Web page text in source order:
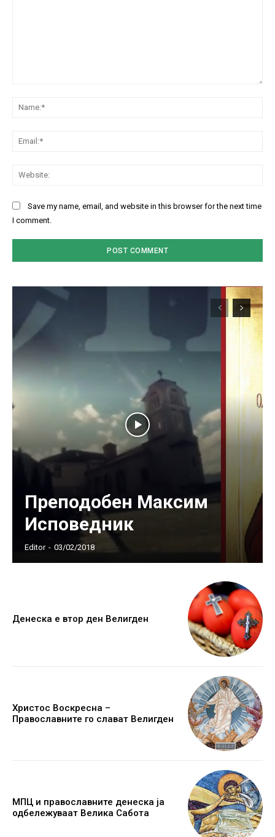
Save my name, email, and website in this browser for the next time
I comment.
Преподобен Максим
Исповедник
Editor - 03/02/2018
Денеска е втор ден Велигден
Христос Воскресна –
Православните го слават Велигден
МПЦ и православните денеска ја
одбележуваат Велика Сабота